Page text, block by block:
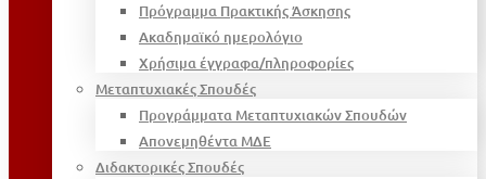
Πρόγραμμα Πρακτικής Άσκησης
Ακαδημαϊκό ημερολόγιο
Χρήσιμα έγγραφα/πληροφορίες
Μεταπτυχιακές Σπουδές
Προγράμματα Μεταπτυχιακών Σπουδών
Απονεμηθέντα ΜΔΕ
Διδακτορικές Σπουδές